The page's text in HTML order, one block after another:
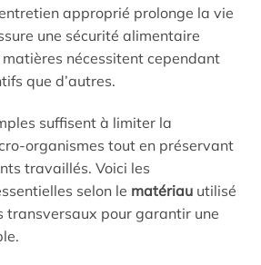
approprié prolonge la vie
une sécurité alimentaire
nécessitent cependant
que d’autres.
suffisent à limiter la
organismes tout en préservant
travaillés. Voici les
selon le matériau utilisé
transversaux pour garantir une